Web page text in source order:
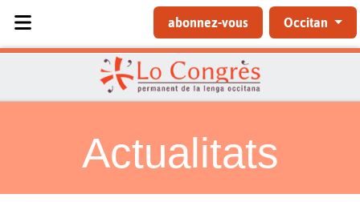
abonnez-vous Occitan
Actualitats